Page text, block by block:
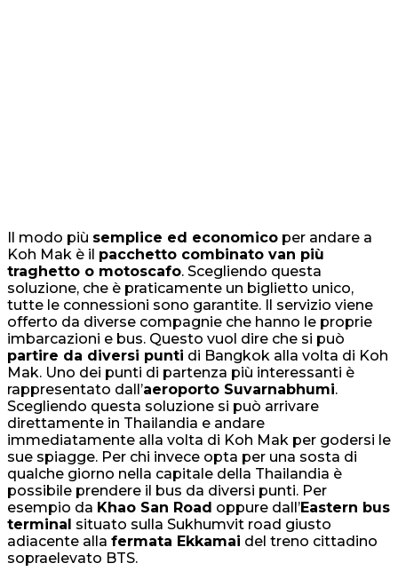
Il modo più semplice ed economico per andare a
Koh Mak è il pacchetto combinato van più
traghetto o motoscafo. Scegliendo questa
soluzione, che è praticamente un biglietto unico,
tutte le connessioni sono garantite. Il servizio viene
offerto da diverse compagnie che hanno le proprie
imbarcazioni e bus. Questo vuol dire che si può
partire da diversi punti di Bangkok alla volta di Koh
Mak. Uno dei punti di partenza più interessanti è
rappresentato dall’aeroporto Suvarnabhumi.
Scegliendo questa soluzione si può arrivare
direttamente in Thailandia e andare
immediatamente alla volta di Koh Mak per godersi le
sue spiagge. Per chi invece opta per una sosta di
qualche giorno nella capitale della Thailandia è
possibile prendere il bus da diversi punti. Per
esempio da Khao San Road oppure dall’Eastern bus
terminal situato sulla Sukhumvit road giusto
adiacente alla fermata Ekkamai del treno cittadino
sopraelevato BTS.